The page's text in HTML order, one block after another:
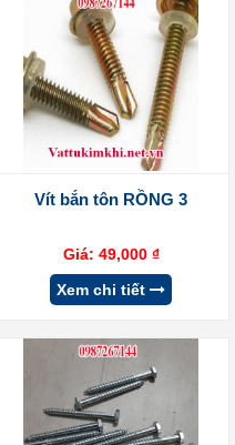
Vít bắn tôn RỒNG 3
Giá: 49,000 ₫
Xem chi tiết